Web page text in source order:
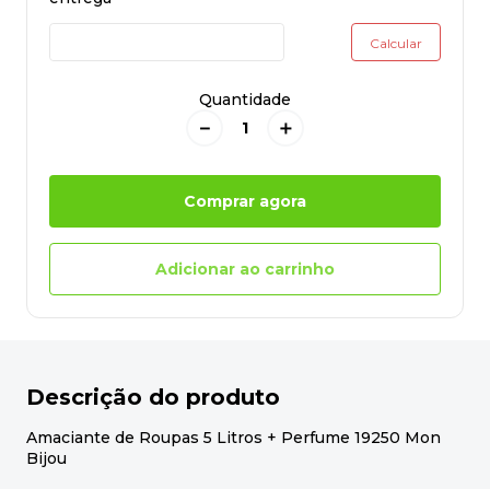
Quantidade
＋
－
Comprar agora
Adicionar ao carrinho
Descrição do produto
Amaciante de Roupas 5 Litros + Perfume 19250 Mon
Bijou